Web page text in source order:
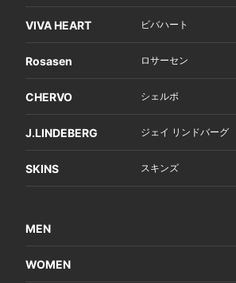
VIVA HEART ビバハート
Rosasen ロサーセン
CHERVO シェルボ
J.LINDEBERG ジェイ リンドバーグ
SKINS スキンズ
MEN
WOMEN